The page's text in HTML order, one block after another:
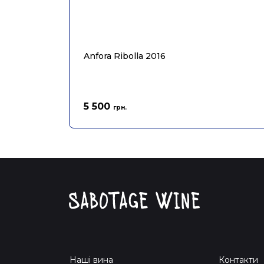
Anfora Ribolla 2016
5 500 грн.
Наші вина Контакти